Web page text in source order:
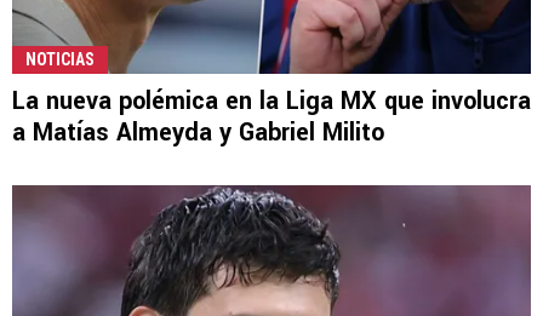
NOTICIAS
La nueva polémica en la Liga MX que involucra
a Matías Almeyda y Gabriel Milito